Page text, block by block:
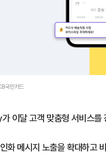
국민카드
이달 고객 맞춤형 서비스
화 메시지 노출을 확대하고